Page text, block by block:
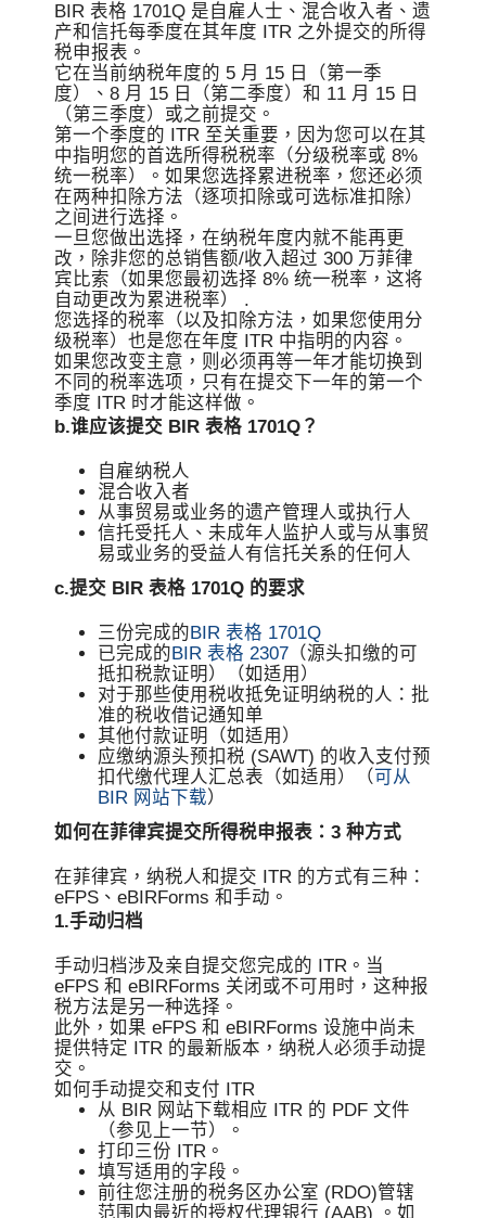
BIR 表格 1701Q 是自雇人士、混合收入者、遗
产和信托每季度在其年度 ITR 之外提交的所得
税申报表。
它在当前纳税年度的 5 月 15 日（第一季
度）、8 月 15 日（第二季度）和 11 月 15 日
（第三季度）或之前提交。
第一个季度的 ITR 至关重要，因为您可以在其
中指明您的首选所得税税率（分级税率或 8%
统一税率）。如果您选择累进税率，您还必须
在两种扣除方法（逐项扣除或可选标准扣除）
之间进行选择。
一旦您做出选择，在纳税年度内就不能再更
改，除非您的总销售额/收入超过 300 万菲律
宾比索（如果您最初选择 8% 统一税率，这将
自动更改为累进税率） .
您选择的税率（以及扣除方法，如果您使用分
级税率）也是您在年度 ITR 中指明的内容。
如果您改变主意，则必须再等一年才能切换到
不同的税率选项，只有在提交下一年的第一个
季度 ITR 时才能这样做。
b.谁应该提交 BIR 表格 1701Q？
自雇纳税人
混合收入者
从事贸易或业务的遗产管理人或执行人
信托受托人、未成年人监护人或与从事贸
易或业务的受益人有信托关系的任何人
c.提交 BIR 表格 1701Q 的要求
三份完成的 BIR 表格 1701Q
已完成的 BIR 表格 2307 （源头扣缴的可
抵扣税款证明）（如适用）
对于那些使用税收抵免证明纳税的人：批
准的税收借记通知单
其他付款证明（如适用）
应缴纳源头预扣税 (SAWT) 的收入支付预
扣代缴代理人汇总表（如适用）（ 可从
BIR 网站下载）
如何在菲律宾提交所得税申报表：3 种方式
在菲律宾，纳税人和提交 ITR 的方式有三种：
eFPS、eBIRForms 和手动。
1.手动归档
手动归档涉及亲自提交您完成的 ITR。当
eFPS 和 eBIRForms 关闭或不可用时，这种报
税方法是另一种选择。
此外，如果 eFPS 和 eBIRForms 设施中尚未
提供特定 ITR 的最新版本，纳税人必须手动提
交。
如何手动提交和支付 ITR
从 BIR 网站下载相应 ITR 的 PDF 文件
（参见上一节）。
打印三份 ITR。
填写适用的字段。
前往您注册的税务区办公室 (RDO)管辖
范围内最近的授权代理银行 (AAB) 。如